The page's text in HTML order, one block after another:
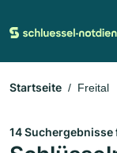
Startseite Freital
14 Suchergebnisse